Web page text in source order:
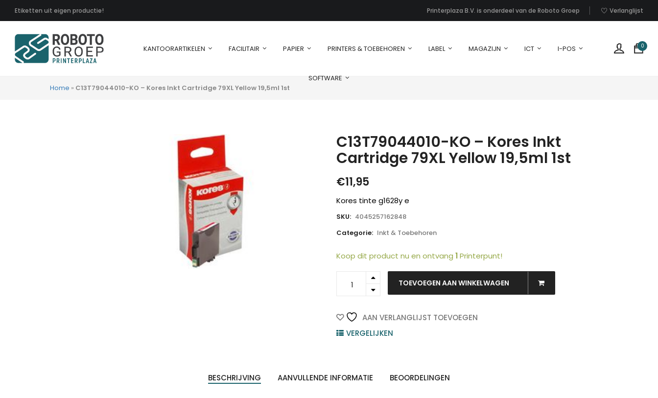
Etiketten uit eigen productie! Printerplaza B.V. is onderdeel van de Roboto Groep Verlanglijst
0
KANTOORARTIKELEN FACILITAIR PAPIER PRINTERS & TOEBEHOREN LABEL MAGAZIJN ICT I-POS
SOFTWARE
Home » C13T79044010-KO – Kores Inkt Cartridge 79XL Yellow 19,5ml 1st
C13T79044010-KO – Kores Inkt
Cartridge 79XL Yellow 19,5ml 1st
€11,95
Kores tinte g1628y e
SKU: 4045257162848
Categorie: Inkt & Toebehoren
Koop dit product nu en ontvang 1Printerpunt!
C13T79044010-
Inkt
79XL
quantity
TOEVOEGEN AAN WINKELWAGEN
AAN VERLANGLIJST TOEVOEGEN
VERGELIJKEN
BESCHRIJVING AANVULLENDE INFORMATIE BEOORDELINGEN
ZOEKEN